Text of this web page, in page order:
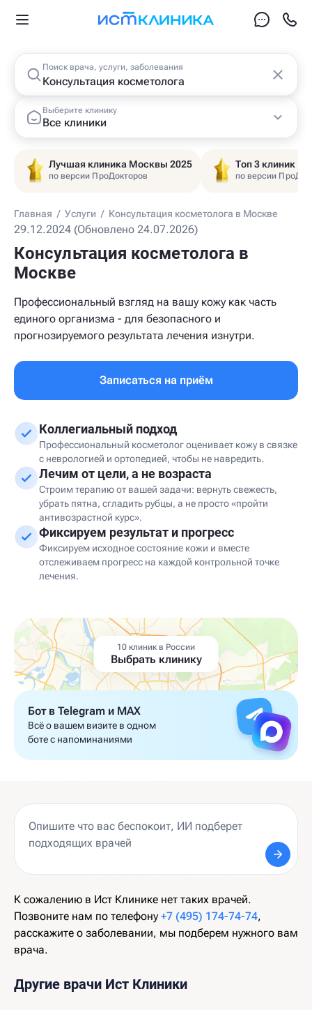
Поиск врача, услуги, заболевания
Выберите клинику
Все клиники
Лучшая клиника Москвы 2025
по версии ПроДокторов
Топ 3 клиник
по версии
Главная / Услуги / Консультация косметолога в Москве
29.12.2024 (Обновлено 24.07.2026)
Консультация косметолога в
Москве
Профессиональный взгляд на вашу кожу как часть
единого организма - для безопасного и
прогнозируемого результата лечения изнутри.
Записаться на приём
Коллегиальный подход
Профессиональный косметолог оценивает кожу в связке
с неврологией и ортопедией, чтобы не навредить.
Лечим от цели, а не возраста
Строим терапию от вашей задачи: вернуть свежесть,
убрать пятна, сгладить рубцы, а не просто «пройти
антивозрастной курс».
Фиксируем результат и прогресс
Фиксируем исходное состояние кожи и вместе
отслеживаем прогресс на каждой контрольной точке
лечения.
10 клиник в России
Выбрать клинику
Бот в Telegram и MAX
Всё о вашем визите в одном
боте с напоминаниями
К сожалению в Ист Клинике нет таких врачей.
Позвоните нам по телефону +7 (495) 174-74-74,
расскажите о заболевании, мы подберем нужного вам
врача.
Другие врачи Ист Клиники